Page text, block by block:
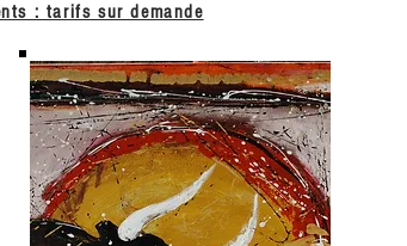
: tarifs sur demande